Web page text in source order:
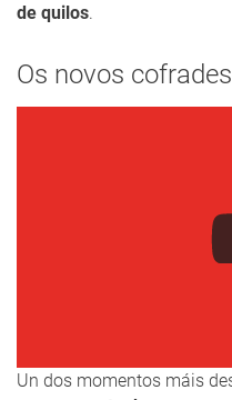
de quilos.
Os novos
Un dos momentos máis